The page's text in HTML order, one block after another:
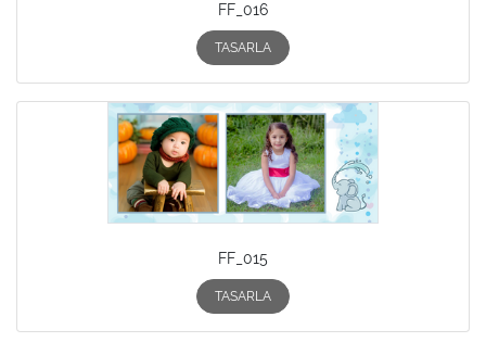
FF_016
TASARLA
FF_015
TASARLA